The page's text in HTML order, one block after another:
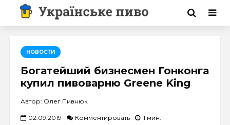
НОВОСТИ
Богатейший бизнесмен Гонконга
купил пивоварню Greene King
Автор: Олег Пивнюк
02.09.2019 Комментировать 1 мин.